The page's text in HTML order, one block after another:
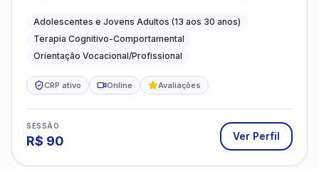
autoestima, relações e orientação
profissional
Adolescentes e Jovens Adultos (13 aos 30 anos)
Terapia Cognitivo-Comportamental
Orientação Vocacional/Profissional
CRP ativo Online Avaliações
SESSÃO
R$ 90 Ver Perfil